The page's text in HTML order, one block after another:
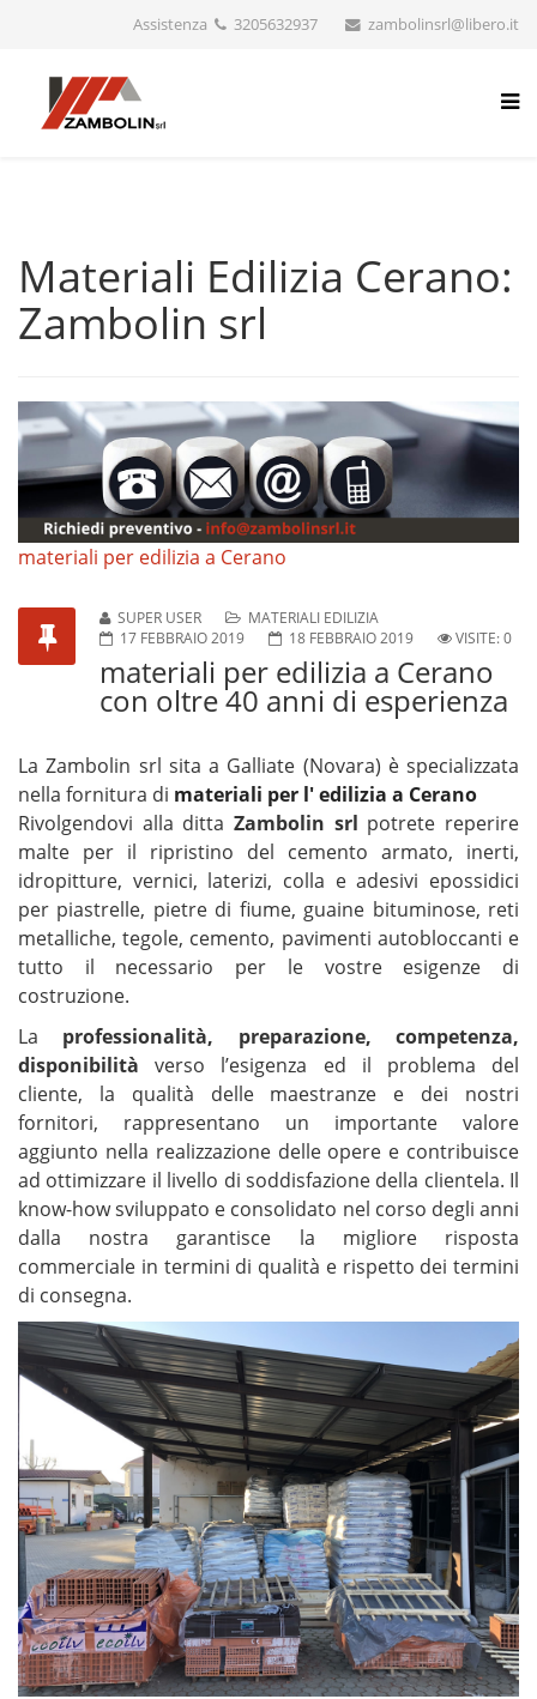
Assistenza 3205632937 zambolinsrl@libero.it
Materiali Edilizia Cerano:
Zambolin srl
materiali per edilizia a Cerano
SUPER USER
MATERIALI EDILIZIA
17 FEBBRAIO 2019
18 FEBBRAIO 2019 VISITE: 0
materiali per edilizia a Cerano
con oltre 40 anni di esperienza
La Zambolin srl sita a Galliate (Novara) è specializzata
nella fornitura di materiali per l' edilizia a Cerano
Rivolgendovi alla ditta Zambolin srl potrete reperire
malte per il ripristino del cemento armato, inerti,
idropitture, vernici, laterizi, colla e adesivi epossidici
per piastrelle, pietre di fiume, guaine bituminose, reti
metalliche, tegole, cemento, pavimenti autobloccanti e
tutto il necessario per le vostre esigenze di
costruzione.
La professionalità, preparazione, competenza,
disponibilità verso l’esigenza ed il problema del
cliente, la qualità delle maestranze e dei nostri
fornitori, rappresentano un importante valore
aggiunto nella realizzazione delle opere e contribuisce
ad ottimizzare il livello di soddisfazione della clientela. Il
know-how sviluppato e consolidato nel corso degli anni
dalla nostra garantisce la migliore risposta
commerciale in termini di qualità e rispetto dei termini
di consegna.